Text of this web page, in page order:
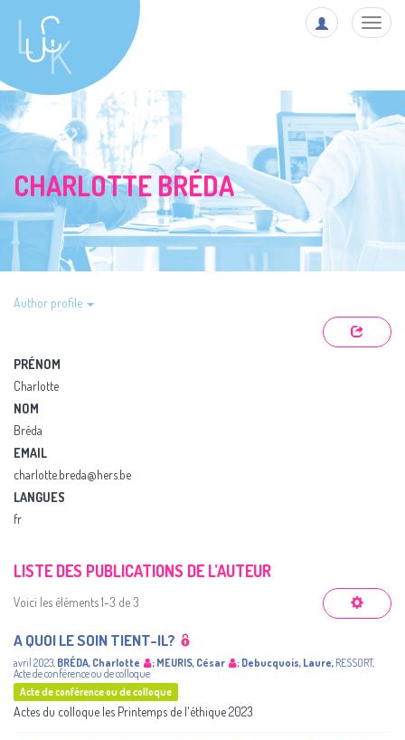
CHARLOTTE BRÉDA
Author profile
PRÉNOM
Charlotte
NOM
Bréda
EMAIL
charlotte.breda@hers.be
LANGUES
fr
LISTE DES PUBLICATIONS DE L’AUTEUR
Voici les éléments 1-3 de 3
A QUOI LE SOIN TIENT-IL?
avril 2023, BRÉDA, Charlotte ; MEURIS, César ; Debucquois, Laure, RESSORT,
Acte de conférence ou de colloque
Acte de conférence ou de colloque
Actes du colloque les Printemps de l'éthique 2023